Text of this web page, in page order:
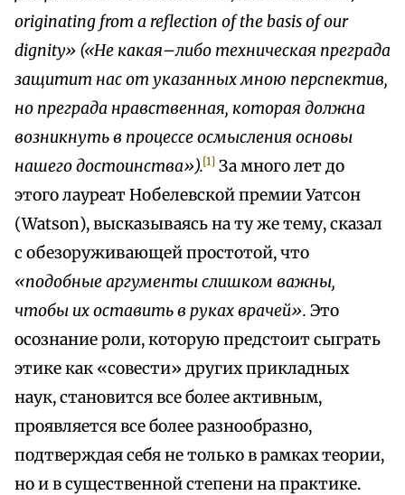
originating from a reflection of the basis of our
dignity» («He какая–либо техническая преграда
защитит нас от указанных мною перспектив,
но преграда нравственная, которая должна
возникнуть в процессе осмысления основы
нашего достоинства»).[1] За много лет до
этого лауреат Нобелевской премии Уатсон
(Watson), высказываясь на ту же тему, сказал
с обезоруживающей простотой, что
«подобные аргументы слишком важны,
чтобы их оставить в руках врачей». Это
осознание роли, которую предстоит сыграть
этике как «совести» других прикладных
наук, становится все более активным,
проявляется все более разнообразно,
подтверждая себя не только в рамках теории,
но и в существенной степени на практике.